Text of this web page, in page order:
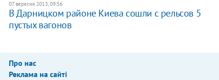
07 вересня 2013, 09:56
В Дарницком районе Киева сошли с рельсов 5
пустых вагонов
Про нас
Реклама на сайті